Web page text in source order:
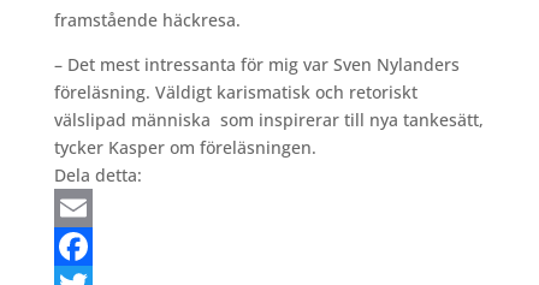
framstående häckresa.
– Det mest intressanta för mig var Sven Nylanders
föreläsning. Väldigt karismatisk och retoriskt
välslipad människa som inspirerar till nya tankesätt,
tycker Kasper om föreläsningen.
Dela detta:
Email